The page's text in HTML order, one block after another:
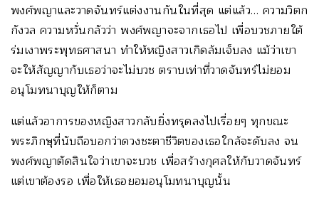
พงศ์พญาและวาดจันทร์แต่งงานกันในที่สุด แต่แล้ว… ความวิตก
กังวล ความหวั่นกลัวว่า พงศ์พญาจะจากเธอไป เพื่อบวชภายใต้
ร่มเงาพระพุทธศาสนา ทำให้หญิงสาวเกิดล้มเจ็บลง แม้ว่าเขา
จะให้สัญญากับเธอว่าจะไม่บวช ตราบเท่าที่วาดจันทร์ไม่ยอม
อนุโมทนาบุญให้ก็ตาม
แต่แล้วอาการของหญิงสาวกลับยิ่งทรุดลงไปเรื่อยๆ ทุกขณะ
พระภิกษุที่นับถือบอกว่าดวงชะตาชีวิตของเธอใกล้จะดับลง จน
พงศ์พญาตัดสินใจว่าเขาจะบวช เพื่อสร้างกุศลให้กับวาดจันทร์
แต่เขาต้องรอ เพื่อให้เธอยอมอนุโมทนาบุญนั้น